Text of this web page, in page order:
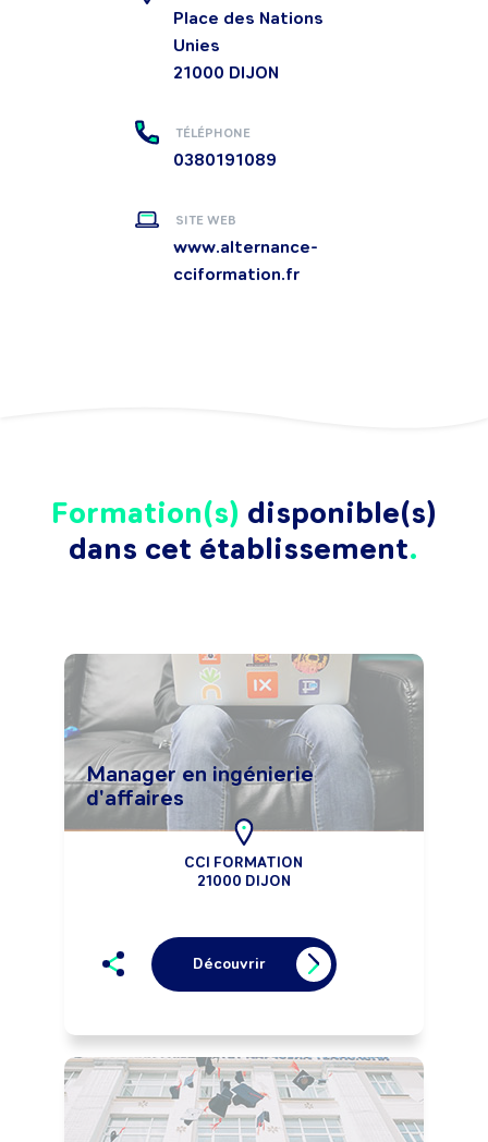
Place des Nations
Unies
21000 DIJON
TÉLÉPHONE
0380191089
SITE WEB
www.alternance-
cciformation.fr
Formation(s) disponible(s)
dans cet établissement
Manager en ingénierie
d'affaires
CCI FORMATION
21000 DIJON
Découvrir